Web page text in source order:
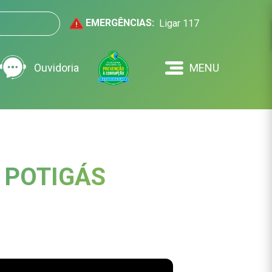
EMERGÊNCIAS: Ligar 117
Ouvidoria MENU